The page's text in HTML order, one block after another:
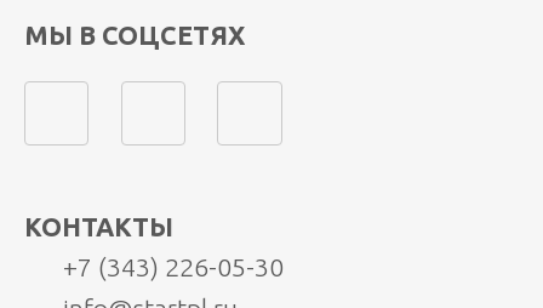
МЫ В СОЦСЕТЯХ
КОНТАКТЫ
+7 (343) 226-05-30